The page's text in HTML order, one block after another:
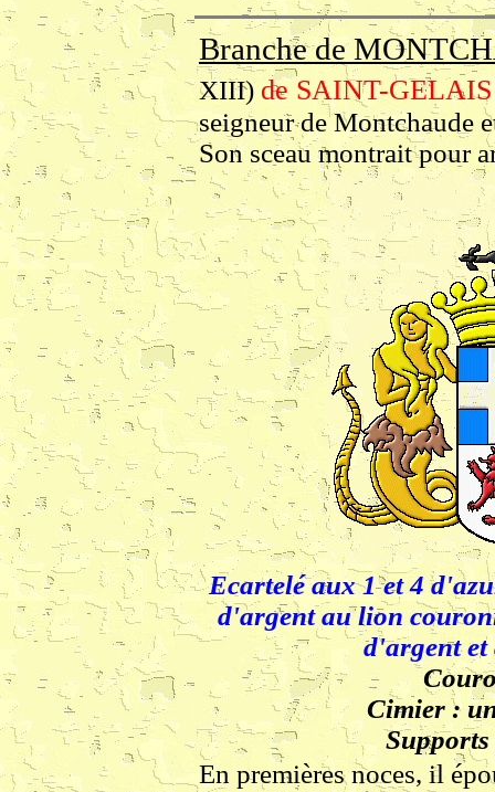
Branche de
XIII) de SAINT-
seigneur de Montchaude
Son sceau montrait pour
Ecartelé aux 1 et 4
d'argent au lion
d'argent et
Cimier :
En premières noces, il